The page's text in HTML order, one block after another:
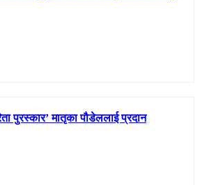
पुरस्कार’ मातृका पौडेललाई प्रदान